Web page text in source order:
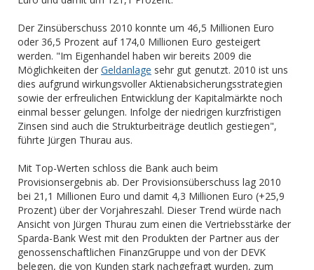
Der Zinsüberschuss 2010 konnte um 46,5 Millionen Euro
oder 36,5 Prozent auf 174,0 Millionen Euro gesteigert
werden. "Im Eigenhandel haben wir bereits 2009 die
Möglichkeiten der Geldanlage sehr gut genutzt. 2010 ist uns
dies aufgrund wirkungsvoller Aktienabsicherungsstrategien
sowie der erfreulichen Entwicklung der Kapitalmärkte noch
einmal besser gelungen. Infolge der niedrigen kurzfristigen
Zinsen sind auch die Strukturbeiträge deutlich gestiegen",
führte Jürgen Thurau aus.
Mit Top-Werten schloss die Bank auch beim
Provisionsergebnis ab. Der Provisionsüberschuss lag 2010
bei 21,1 Millionen Euro und damit 4,3 Millionen Euro (+25,9
Prozent) über der Vorjahreszahl. Dieser Trend würde nach
Ansicht von Jürgen Thurau zum einen die Vertriebsstärke der
Sparda-Bank West mit den Produkten der Partner aus der
genossenschaftlichen FinanzGruppe und von der DEVK
belegen, die von Kunden stark nachgefragt wurden, zum